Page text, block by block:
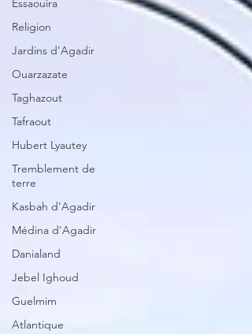
Essaouira
Religion
Jardins d'Agadir
Ouarzazate
Taghazout
Tafraout
Hubert Lyautey
Tremblement de
terre
Kasbah d'Agadir
Médina d'Agadir
Danialand
Jebel Ighoud
Guelmim
Atlantique